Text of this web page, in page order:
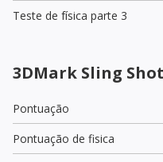
Teste de física parte 3
3DMark Sling
Pontuação
Pontuação de fisica